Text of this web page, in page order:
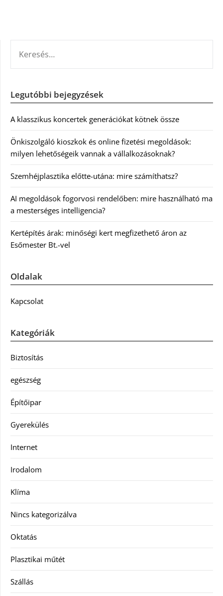
Legutóbbi bejegyzések
A klasszikus koncertek generációkat kötnek össze
Önkiszolgáló kioszkok és online fizetési megoldások:
milyen lehetőségeik vannak a vállalkozásoknak?
Szemhéjplasztika előtte-utána: mire számíthatsz?
AI megoldások fogorvosi rendelőben: mire használható ma
a mesterséges intelligencia?
Kertépítés árak: minőségi kert megfizethető áron az
Esőmester Bt.-vel
Oldalak
Kapcsolat
Kategóriák
Biztosítás
egészség
Építőipar
Gyerekülés
Internet
Irodalom
Klíma
Nincs kategorizálva
Oktatás
Plasztikai műtét
Szállás